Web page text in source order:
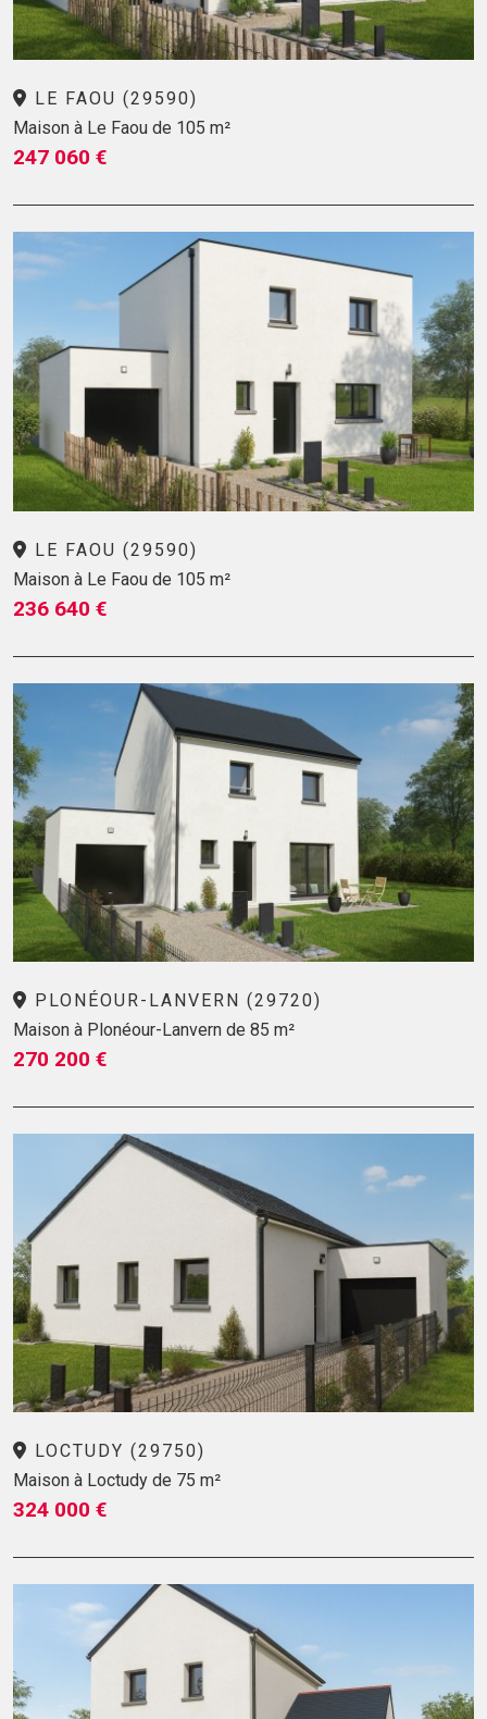
LE FAOU (29590)
Maison à Le Faou de 105 m²
247 060 €
LE FAOU (29590)
Maison à Le Faou de 105 m²
236 640 €
PLONÉOUR-LANVERN (29720)
Maison à Plonéour-Lanvern de 85 m²
270 200 €
LOCTUDY (29750)
Maison à Loctudy de 75 m²
324 000 €